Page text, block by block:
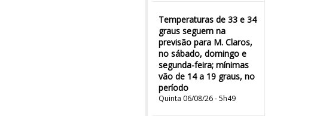
Temperaturas de 33 e 34
graus seguem na
previsão para M. Claros,
no sábado, domingo e
segunda-feira; mínimas
vão de 14 a 19 graus, no
período
Quinta 06/08/26 - 5h49